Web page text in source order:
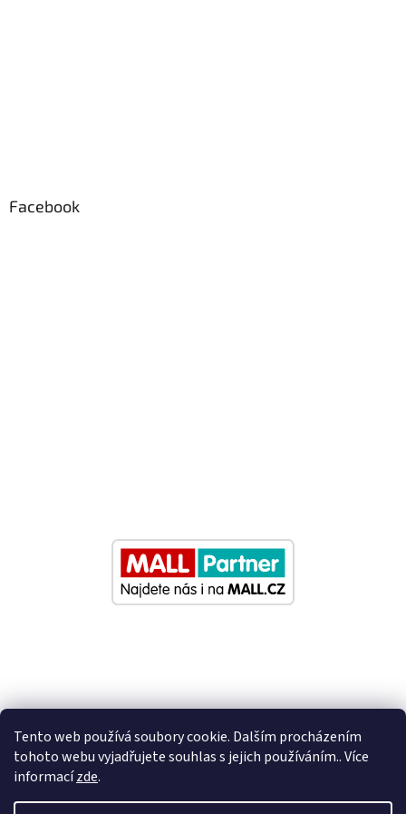
Tento web používá soubory cookie. Dalším procházením
tohoto webu vyjadřujete souhlas s jejich používáním.. Více
informacízde.
Facebook